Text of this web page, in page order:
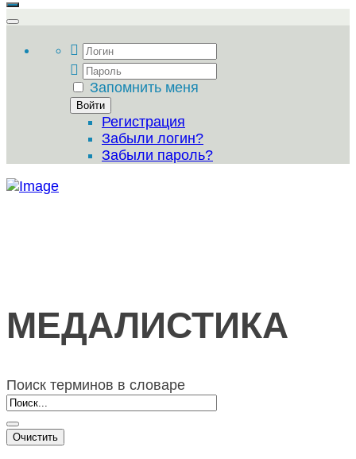
Запомнить меня
Войти
Регистрация
Забыли логин?
Забыли пароль?
МЕДАЛИСТИКА
Поиск терминов в словаре